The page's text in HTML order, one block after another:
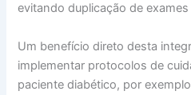
evitando duplicação de
Um benefício direto desta
implementar protocolos de
paciente diabético, por